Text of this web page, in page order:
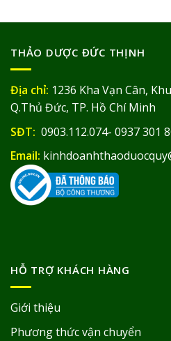
THẢO DƯỢC ĐỨC THỊNH
Địa chỉ: 1236 Kha Vạn Cân,
Q.Thủ Đức, TP. Hồ Chí Minh
SĐT: 0903.112.074- 0937 301
Email:
HỖ TRỢ KHÁCH HÀNG
Giới thiệu
Phương thức vận chuyển